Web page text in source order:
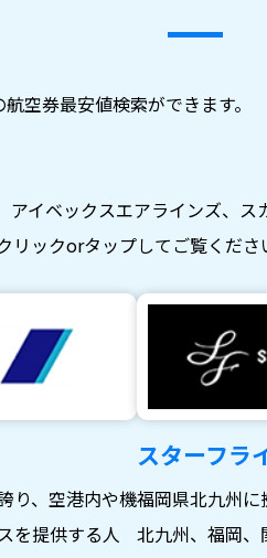
空券最安値検索ができます。
イベックスエアラインズ、ス
ックorタップしてご覧くださ
り、空港内や機
を提供する人
スターフラ
福岡県北九州に
北九州、福岡